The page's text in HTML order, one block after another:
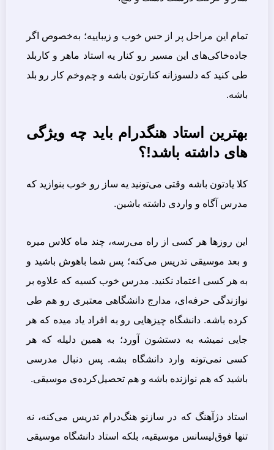
تمام این مراحل پر از حس خوب و زیباییه؛ به‌خصوص اگر
جاده‌خاکی‌های این مسیر رو کنار یه استاد ماهر و کاربلد
طی کنید که دلسوزانه کنارتون باشه و چم‌و‌خم کار رو بلد
باشه.
بهترین استاد هنگدرام باید چه ویژگی
های داشته باشد!؟
کلا یادتون باشه وقتی می‌تونید یه ساز رو خوب بنوازید که
مدرس آگاه و واردی داشته باشین.
این روزها هر کسی از راه می‌رسه، چند ماه کلاس میره
و بعد موسیقی تدریس می‌کنه؛ پس شما باهوش باشید و
به هر کسی اعتماد نکنید. مدرس خوب کسیه که علاوه بر
نوازندگی حرفه‌ای، مدارج دانشگاهی معتبری رو هم طی
کرده باشه. دانشگاه چیزهایی رو به افراد یاد میده که هر
جایی نمیشه به دستشون آورد؛ به همین دلیله که هر
کسی نمی‌تونه وارد دانشگاه بشه. پس دنبال مدرسی
باشید که هم نوازنده باشه و هم تحصیل‌کرده‌ی موسیقی.
استاد دژآهنگ که در سازنو هنگ‌درام تدریس می‌کنه، نه
تنها فوق‌لیسانس موسیقیه، بلکه استاد دانشگاه موسیقی